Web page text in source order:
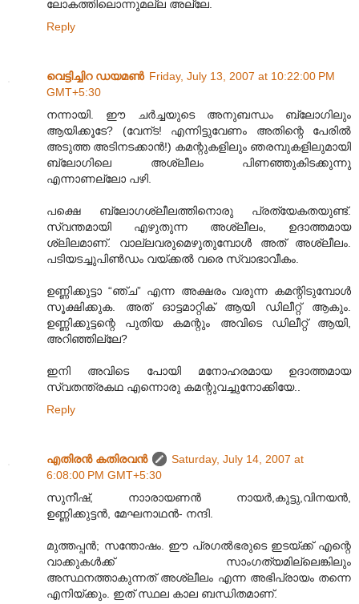
ലോകത്തിലൊന്നുമല്ല അല്ലേ.
Reply
വെട്ടിച്ചിറ ഡയമൺ Friday, July 13, 2007 at 10:22:00 PM
GMT+5:30
നന്നായി. ഈ ചര്‍ച്ചയുടെ അനുബന്ധം ബ്ലോഗിലും
ആയിക്കൂടേ? (വേന്ട! എന്നിട്ടുവേണം അതിന്റെ പേരില്‍
അടുത്ത അടിനടക്കാന്‍!) കമന്റുകളിലും ഞരമ്പുകളിലുമായി
ബ്ലോഗിലെ അശ്ലീലം പിണഞ്ഞുകിടക്കുന്നു
എന്നാണല്ലോ പഴി.
പക്ഷെ ബ്ലോഗശ്ലീലത്തിനൊരു പ്രത്യേകതയുണ്ട്.
സ്വന്തമായി എഴുതുന്ന അശ്ലീലം, ഉദാത്തമായ
ശ്ലിലമാണ്. വാല്ലവരുമെഴുതുമ്പോള്‍ അത് അശ്ലീലം.
പടിയടച്ചുപിണ്‍‌ഡം വയ്ക്കല്‍ വരെ സ്വാഭാവീകം.
ഉണ്ണിക്കുട്ടാ “ഞ്ച” എന്ന അക്ഷരം വരുന്ന കമന്റിടുമ്പോള്‍
സൂക്ഷിക്കുക. അത് ഓട്ടമാറ്റിക് ആയി ഡിലീറ്റ് ആകും.
ഉണ്ണിക്കുട്ടന്റെ പുതിയ കമന്റും അവിടെ ഡിലീറ്റ് ആയി,
അറിഞ്ഞില്ലേ?
ഇനി അവിടെ പോയി മനോഹരമായ ഉദാത്തമായ
സ്വതന്ത്രകഥ എന്നൊരു കമന്റുവച്ചുനോക്കിയേ..
Reply
എതിരന്‍ കതിരവന്‍
Saturday, July 14, 2007 at
6:08:00 PM GMT+5:30
സുനീഷ്, നാ‍ാരായണന്‍ നായര്‍,കുട്ടു,വിനയന്‍,
ഉണ്ണിക്കുട്ടന്‍, മേഘനാഥന്‍- നന്ദി.
മുത്തപ്പന്‍; സന്തോഷം. ഈ പ്രഗല്‍ഭരുടെ ഇടയ്ക്ക് എന്റെ
വാക്കുകള്‍ക്ക് സാംഗത്യമില്ലെങ്കിലും
അസ്ഥനത്താകുന്നത് അശ്ലീലം എന്ന അഭിപ്രായം തന്നെ
എനിയ്ക്കും. ഇത് സ്ഥല കാല ബന്ധിതമാണ്.